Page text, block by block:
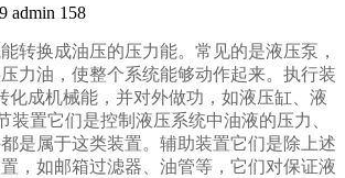
admin 158
转换成油压的压力能。常见的是液压泵，
力油，使整个系统能够动作起来。执行装
化成机械能，并对外做功，如液压缸、液
装置它们是控制液压系统中油液的压力、
是属于这类装置。辅助装置它们是除上述
，如邮箱过滤器、油管等，它们对保证液